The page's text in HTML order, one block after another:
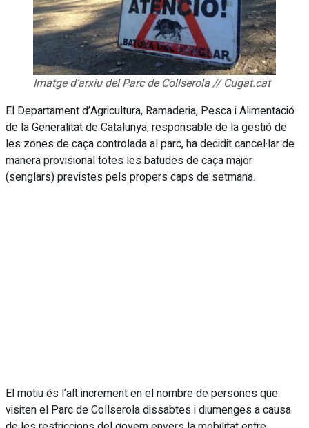
Imatge d’arxiu del Parc de Collserola // Cugat.cat
El Departament d’Agricultura, Ramaderia, Pesca i Alimentació
de la Generalitat de Catalunya, responsable de la gestió de
les zones de caça controlada al parc, ha decidit cancel·lar de
manera provisional totes les batudes de caça major
(senglars) previstes pels propers caps de setmana.
El motiu és l’alt increment en el nombre de persones que
visiten el Parc de Collserola dissabtes i diumenges a causa